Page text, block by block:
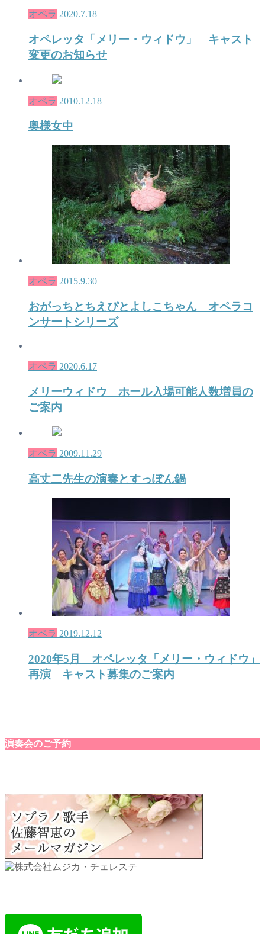
オペラ 2020.7.18
オペレッタ「メリー・ウィドウ」 キャスト
変更のお知らせ
オペラ 2010.12.18
奥様女中
オペラ 2015.9.30
おがっちとちえぴとよしこちゃん オペラコ
ンサートシリーズ
オペラ 2020.6.17
メリーウィドウ ホール入場可能人数増員の
ご案内
オペラ 2009.11.29
高丈二先生の演奏とすっぽん鍋
オペラ 2019.12.12
2020年5月 オペレッタ「メリー・ウィドウ」
再演 キャスト募集のご案内
演奏会のご予約